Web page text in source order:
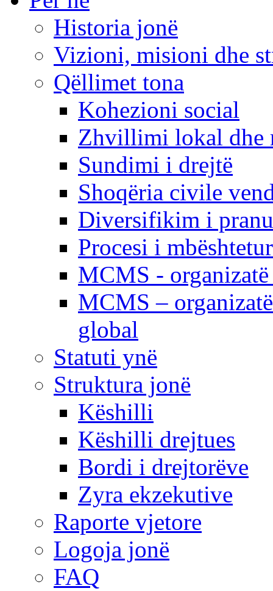
Historia jonë
Vizioni, misioni dhe
Qëllimet tona
Kohezioni social
Zhvillimi lokal dhe
Sundimi i drejtë
Shoqëria civile
Diversifikim i
Procesi i
MCMS -
MCMS –
global
Statuti ynë
Struktura jonë
Këshilli
Këshilli drejtues
Bordi i drejtorëve
Zyra ekzekutive
Raporte vjetore
Logoja jonë
FAQ